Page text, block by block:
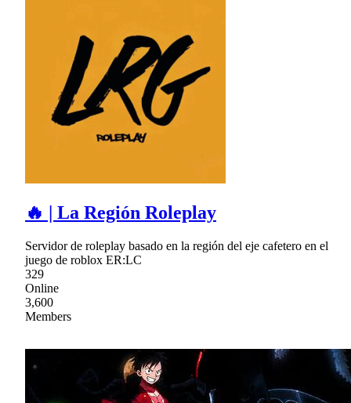
🔥 | La Región Roleplay
Servidor de roleplay basado en la región del eje cafetero en el
juego de roblox ER:LC
329
Online
3,600
Members